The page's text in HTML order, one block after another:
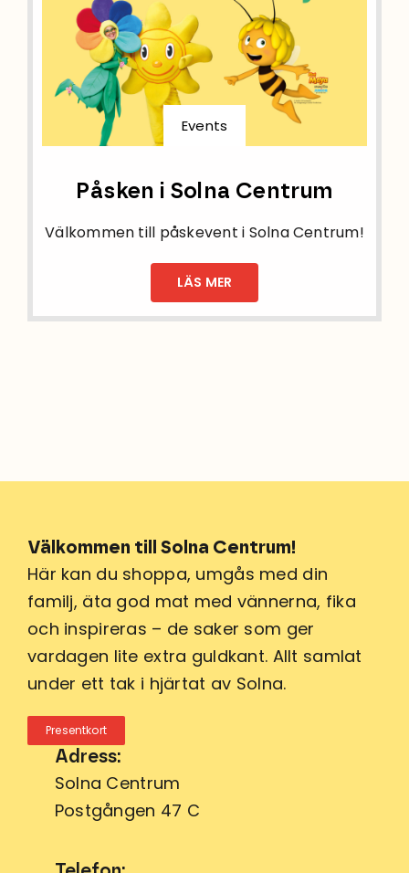
Events
Påsken i Solna Centrum
Välkommen till påskevent i Solna Centrum!
LÄS MER
Välkommen till Solna Centrum!
Här kan du shoppa, umgås med din
familj, äta god mat med vännerna, fika
och inspireras – de saker som ger
vardagen lite extra guldkant. Allt samlat
under ett tak i hjärtat av Solna.
Presentkort
Adress:
Solna Centrum
Postgången 47 C